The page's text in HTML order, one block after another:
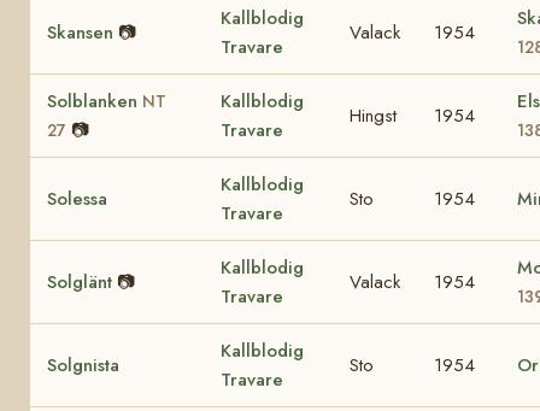
Skansen 📷
Kallblodig
Travare
Valack 1954
Solblanken NT
27 📷
Kallblodig
Travare
Hingst 1954
Solessa
Kallblodig
Travare
Sto 1954
Solglänt 📷
Kallblodig
Travare
Valack 1954
Solgnista
Kallblodig
Travare
Sto 1954